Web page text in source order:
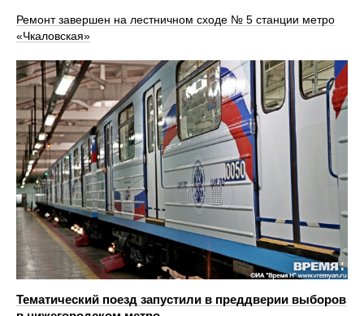
Ремонт завершен на лестничном сходе № 5 станции метро
«Чкаловская»
Тематический поезд запустили в преддверии выборов